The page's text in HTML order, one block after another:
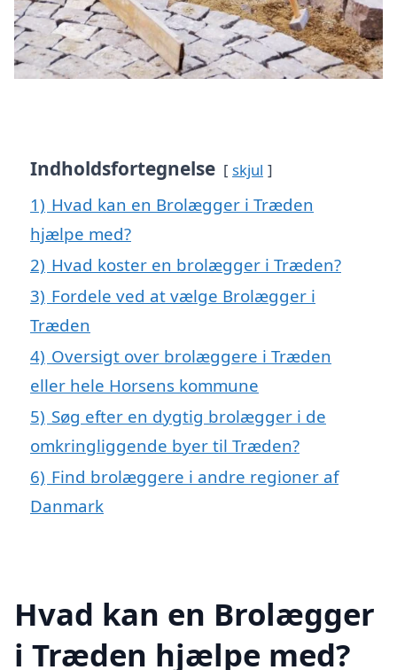
Indholdsfortegnelse skjul
1) Hvad kan en Brolægger i Træden
hjælpe med?
2) Hvad koster en brolægger i Træden?
3) Fordele ved at vælge Brolægger i
Træden
4) Oversigt over brolæggere i Træden
eller hele Horsens kommune
5) Søg efter en dygtig brolægger i de
omkringliggende byer til Træden?
6) Find brolæggere i andre regioner af
Danmark
Hvad kan en Brolægger
i Træden hjælpe med?